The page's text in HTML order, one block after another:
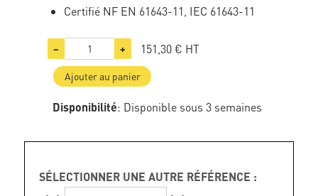
Certifié NF EN 61643-11, IEC 61643-11
− + 151,30 € HT
Ajouter au panier
Disponibilité: Disponible sous 3 semaines
SÉLECTIONNER UNE AUTRE RÉFÉRENCE :